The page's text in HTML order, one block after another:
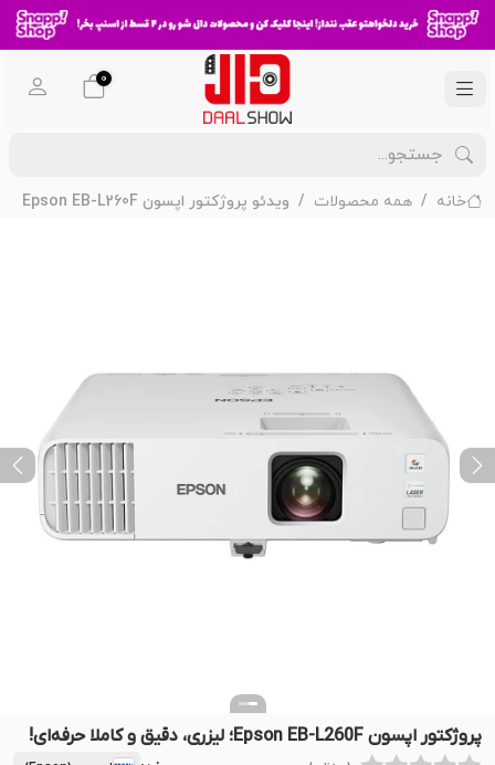
0
خانه همه محصولات ویدئو پروژکتور اپسون Epson EB-L260F
Previous
پروژکتور اپسون Epson EB-L260F؛ لیزری، دقیق و کاملا حرفه‌ای!